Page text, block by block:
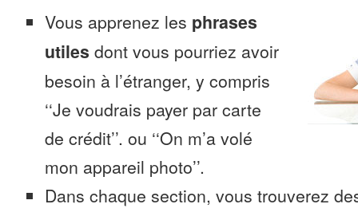
Vous apprenez les phrases
utiles dont vous pourriez avoir
besoin à l’étranger, y compris
‘‘Je voudrais payer par carte
de crédit’’. ou ‘‘On m’a volé
mon appareil photo’’.
Dans chaque section, vous trouverez